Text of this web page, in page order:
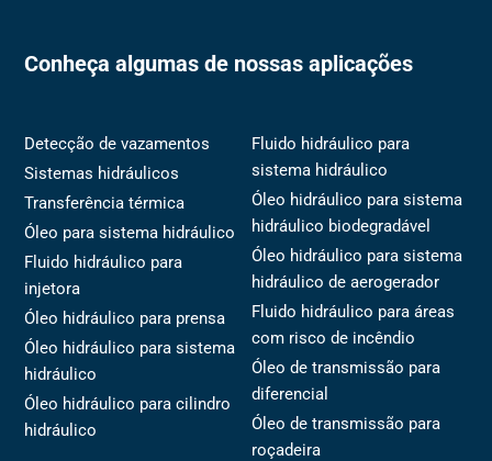
Conheça algumas de nossas aplicações
Detecção de vazamentos
Sistemas hidráulicos
Transferência térmica
Óleo para sistema hidráulico
Fluido hidráulico para
injetora
Óleo hidráulico para prensa
Óleo hidráulico para sistema
hidráulico
Óleo hidráulico para cilindro
hidráulico
Fluido hidráulico para
sistema hidráulico
Óleo hidráulico para sistema
hidráulico biodegradável
Óleo hidráulico para sistema
hidráulico de aerogerador
Fluido hidráulico para áreas
com risco de incêndio
Óleo de transmissão para
diferencial
Óleo de transmissão para
roçadeira